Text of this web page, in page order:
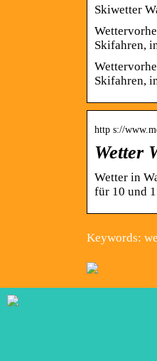
Skiwetter
Skifahren,
Skifahren,
http s://
Wetter
Wetter in
für 10 und
Keywords: